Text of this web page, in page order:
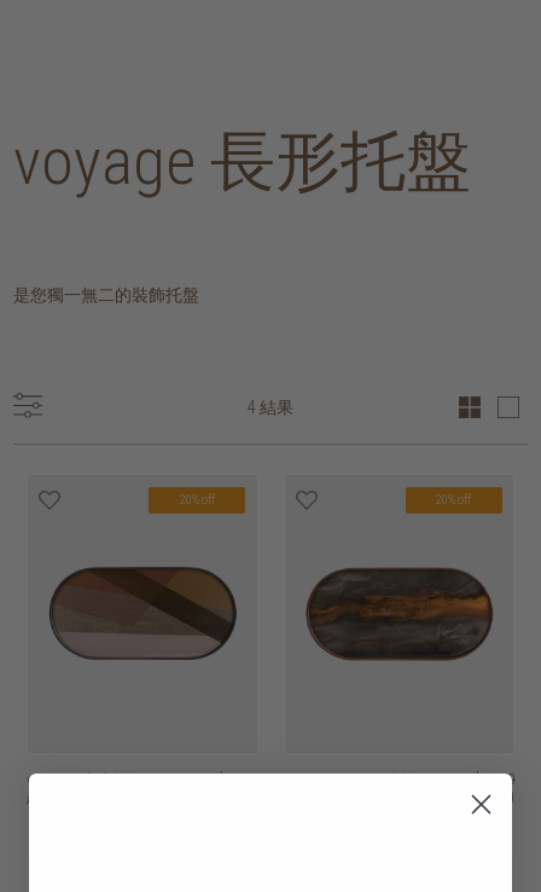
voyage 長形托盤
是您獨一無二的裝飾托盤
4 結果
20% off
voyage 玻璃托盤 -
橢圓形
20% off
HK$1,250
HK$1,000